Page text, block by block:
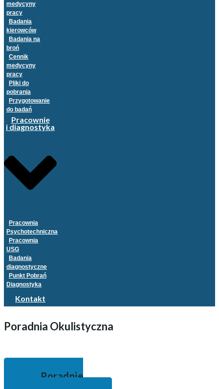
medycyny
pracy
Badania
kierowców
Badania na
broń
Cennik
medycyny
pracy
Pliki do
pobrania
Przygotowanie
do badań
Pracownie
i diagnostyka
Pracownia
Psychotechniczna
Pracownia
USG
Badania
diagnostyczne
Punkt Pobrań
Diagnostyka
Kontakt
Poradnia Okulistyczna
Poradnie